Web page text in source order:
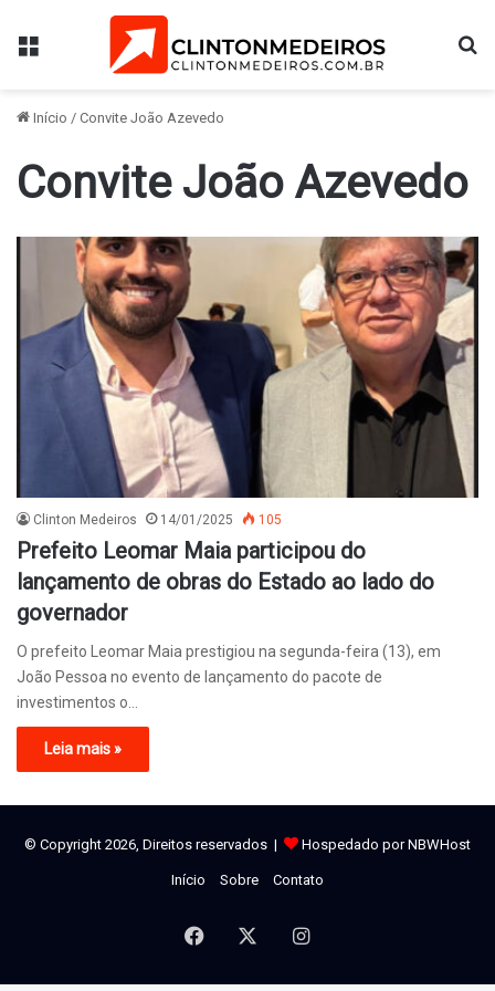
Menu
Início / Convite João Azevedo
Convite João Azevedo
Clinton Medeiros 14/01/2025 105
Prefeito Leomar Maia participou do
lançamento de obras do Estado ao lado do
governador
O prefeito Leomar Maia prestigiou na segunda-feira (13), em
João Pessoa no evento de lançamento do pacote de
investimentos o…
Leia mais »
© Copyright 2026, Direitos reservados | Hospedado por NBWHost
Início Sobre Contato
Facebook Instagram